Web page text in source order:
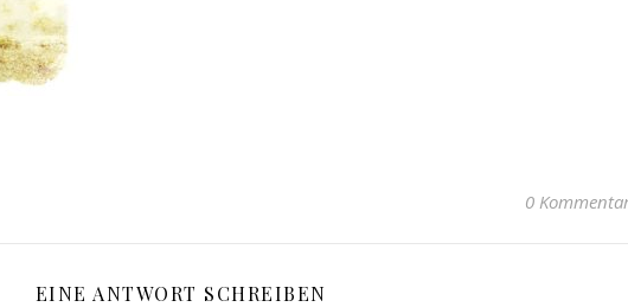
0
EINE ANTWORT SCHREIBEN